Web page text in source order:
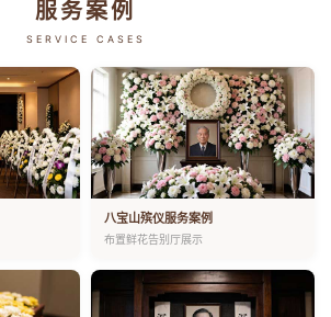
服务案例
SERVICE CASES
八宝山殡仪服务案例
布置鲜花告别厅展示